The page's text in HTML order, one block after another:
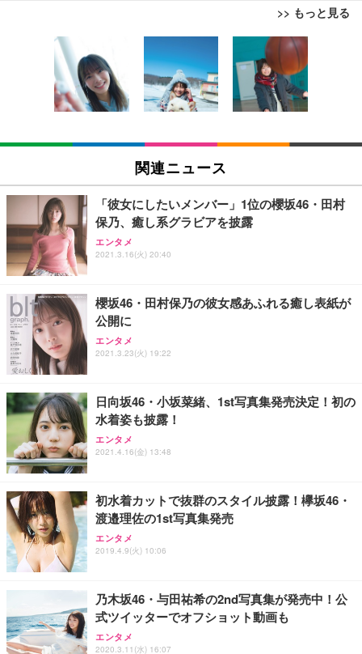
>> もっと見る
[EdoErgo] オフィスチェア 椅子 テレワーク 疲れな
い 跳ね上げ式アームレスト コンパクト 約105度ロッ
キング pc 事務椅子 360度回転 座面昇降 強化ナイロ
ン樹脂ベース 通気性メッシュ 在宅ワーク H-WY01
(黒網+黒枠+黒足)
￥5,699
SIHOO B100 オフィスチェア／デスクチェア メッシ
ュチェア 人間工学 疲れない ブラック
￥27,999
Sezlife オフィスチェア デスクチェア 疲れない テレ
ワーク チェア 強化バックレスト 30度ロッキング機
能 人間工学 椅子 腰サポート 90度跳ね上げ式アーム
務用 おしゃれ パソコンチェア (ブラック)
Sezlife オフィスチェア デスクチェア 疲れない テレ
ワーク チェア 強化バックレスト 30度ロッキング機
能 人間工学 椅子 腰サポート 90度跳ね上げ式アーム
務用 おしゃれ パソコンチェア (ホワイト)
ANDWINT オフィスチェア デスクチェア 肘なし メ
ッシュ 通気性 ランバーサポート付き 腰サポート ガ
ス圧無段階昇降 360度回転 キャスター付き コンパク
EIZO ビジネス向けプレミアムモニター | FlexScan
EV3240X-WT | 31.5型4K UHD・USB Type-C・ホワ
イト
￥105,595
EIZO ビジネス向けプレミアムモニター | FlexScan
￥109,572
【純正品】27"ゲーミングモニター DualSense 充電
フック付き（CFI-ZDM1J）
【整備済み品】Dell E2724HS 27インチ 液晶モニタ
ー フルHD（1920×1080）VA 非光沢 HDMI/DisplayP
ort/VGA スピーカー内蔵 高さ調整 スイベル VESA対
【MiniLED/24.5inch/280Hz/FHD】GRAPHT THE S
HOOTER Gaming Monitor 24” Essential ゲーミン
グモニター QD 24.5インチ 1ms FHD 量子ドット 残
Amazonベーシック ペットシーツ 薄型 レギュラー 1
回使い捨て 無香料 ホワイト 300枚
￥3,373
Amazonベーシック ペットシーツ 厚型 ワイド 42枚
x2袋(84枚) ホワイト(吸収面:ライトブルー)
￥3,234
ネオ・ルーライフ ネオ・オムツ L 中型犬用 26枚入
り 単品
Smart Basic(スマートベーシック) 【Amazon.co.jp
限定】 Smart Basic アイリスオーヤマ ペットシーツ
超厚型 お徳用 ワイド 100枚入 (x 1) (ケース販売)
アイリスオーヤマ ペットシーツ 超厚型 お徳用 レギ
ュラー 200枚入【Amazon.co.jp限定】
関連ニュース
「彼女にしたいメンバー」1位の櫻坂46・田村
保乃、癒し系グラビアを披露
エンタメ
2021.3.16(火) 20:40
櫻坂46・田村保乃の彼女感あふれる癒し表紙が
公開に
エンタメ
2021.3.23(火) 19:22
日向坂46・小坂菜緒、1st写真集発売決定！初の
水着姿も披露！
エンタメ
2021.4.16(金) 13:48
初水着カットで抜群のスタイル披露！欅坂46・
渡邉理佐の1st写真集発売
エンタメ
2019.4.9(火) 10:06
乃木坂46・与田祐希の2nd写真集が発売中！公
式ツイッターでオフショット動画も
エンタメ
2020.3.11(水) 16:07